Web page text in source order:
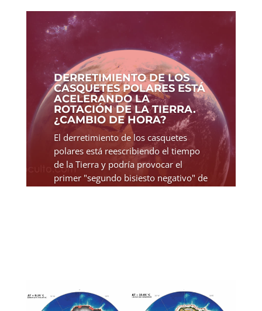
DERRETIMIENTO DE LOS
CASQUETES POLARES ESTÁ
ACELERANDO LA
ROTACIÓN DE LA TIERRA.
¿CAMBIO DE HORA?
El derretimiento de los casquetes
polares está reescribiendo el tiempo
de la Tierra y podría provocar el
primer "segundo bisiesto negativo" de